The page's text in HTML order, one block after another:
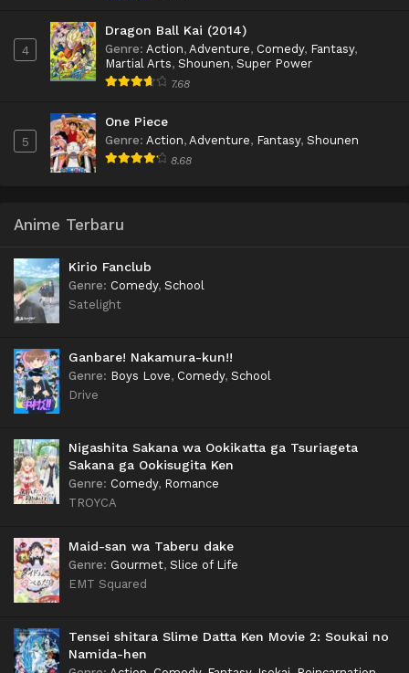
4
Dragon Ball Kai (2014)
Genre: Action, Adventure, Comedy, Fantasy,
Martial Arts, Shounen, Super Power
7.68
5
One Piece
Genre: Action, Adventure, Fantasy, Shounen
8.68
Anime Terbaru
Kirio Fanclub
Genre: Comedy, School
Satelight
Ganbare! Nakamura-kun!!
Genre: Boys Love, Comedy, School
Drive
Nigashita Sakana wa Ookikatta ga Tsuriageta
Sakana ga Ookisugita Ken
Genre: Comedy, Romance
TROYCA
Maid-san wa Taberu dake
Genre: Gourmet, Slice of Life
EMT Squared
Tensei shitara Slime Datta Ken Movie 2: Soukai no
Namida-hen